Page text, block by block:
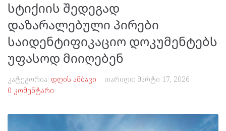
სტიქიის შედეგად
დაზარალებული პირები
საიდენტიფიკაციო დოკუმენტებს
უფასოდ მიიღებენ
კატეგორია: დღის ამბავი თარიღი: მარტი 17, 2026
0 კომენტარი